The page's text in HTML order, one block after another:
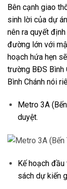
Bên cạnh giao
sinh lời của dự
nên ra quyết
đường lớn với
hoạch hứa hẹn
trường BĐS Bình
Bình Chánh nói
Metro 3A
duyệt.
Kế hoạch
sách dự kiến